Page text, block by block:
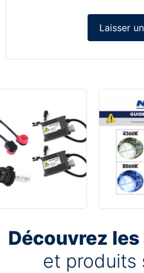
Laisser
Découvrez
et produits